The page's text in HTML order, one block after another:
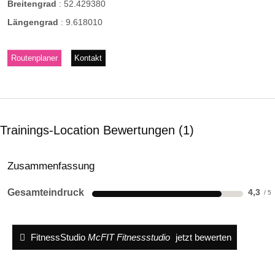
Breitengrad : 52.429380
Längengrad : 9.618010
Routenplaner Kontakt
Trainings-Location Bewertungen 1
Zusammenfassung
Gesamteindruck 4,3
FitnessStudio McFIT Fitnessstudio jetzt bewerten